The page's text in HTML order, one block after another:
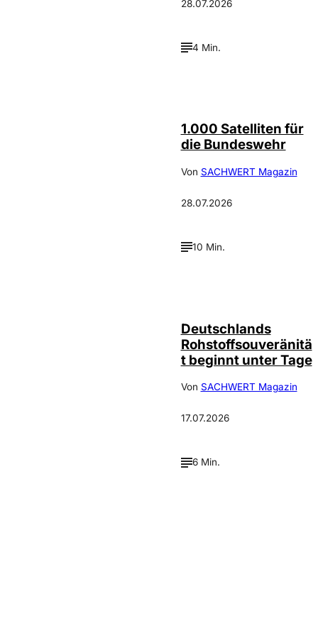
28.07.2026
4 Min.
1.000 Satelliten für
die Bundeswehr
Von SACHWERT Magazin
28.07.2026
10 Min.
Deutschlands
Rohstoffsouveränitä
t beginnt unter Tage
Von SACHWERT Magazin
17.07.2026
6 Min.